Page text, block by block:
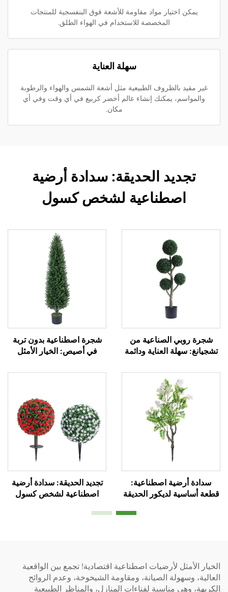
يمكن اختيار مواد مقاومة للأشعة فوق البنفسجية للمنتجات
المخصصة للاستخدام في الهواء الطلق.
سهلة العناية
غير مقيد بالظروف الطبيعية مثل أشعة الشمس والهواء والرطوبة
والمواسم، يمكنك إنشاء عالم أخضر كربيع في أي وقت وفي أي
مكان.
تجديد الحديقة: سدادة أرضية
اصطناعية لشخص كسول
شجرة روبي الصناعية من
تشجيانغ: سهلة العناية ودائمة
شجرة اصطناعية بدون تربة
في أصيص: الخيار الأمثل
سدادة أرضية اصطناعية:
قطعة أساسية لديكور الحديقة
تجديد الحديقة: سدادة أرضية
اصطناعية لشخص كسول
الخيار الأمثل لأرضيات اصطناعية اقتصادية! تجمع بين الواقعية
العالية، وسهولة الصيانة، ومقاومة الشيخوخة، وعدم الروائح
الكريهة، وهي مناسبة لفناءات المنازل، والمناظر الطبيعية